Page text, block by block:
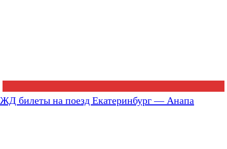
ЖД билеты на поезд Екатеринбург — Анапа